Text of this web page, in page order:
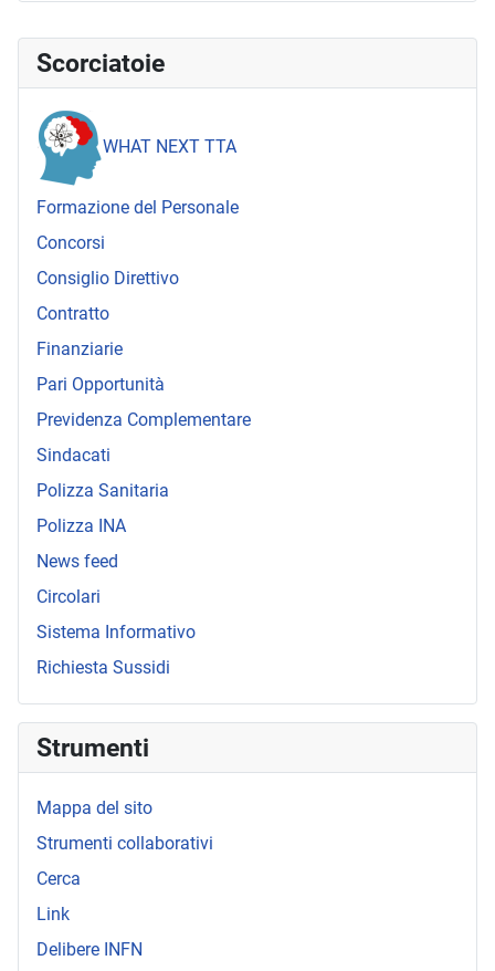
Scorciatoie
WHAT NEXT TTA
Formazione del Personale
Concorsi
Consiglio Direttivo
Contratto
Finanziarie
Pari Opportunità
Previdenza Complementare
Sindacati
Polizza Sanitaria
Polizza INA
News feed
Circolari
Sistema Informativo
Richiesta Sussidi
Strumenti
Mappa del sito
Strumenti collaborativi
Cerca
Link
Delibere INFN